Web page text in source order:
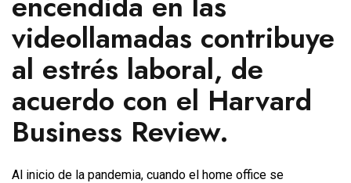
videollamadas contribuye
al estrés laboral, de
acuerdo con el Harvard
Business Review.
Al inicio de la pandemia, cuando el home office se